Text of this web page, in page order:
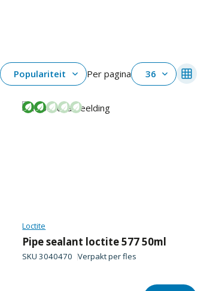
Populariteit Per pagina 36
Loctite
Pipe sealant loctite 577 50ml
SKU3040470 Verpakt perfles